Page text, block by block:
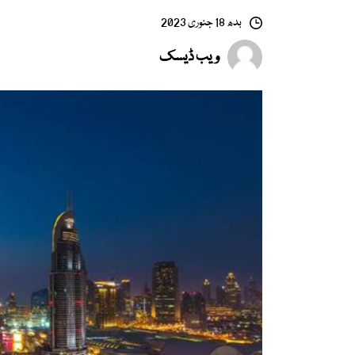
بدھ 18 جنوری 2023
ویب ڈیسک